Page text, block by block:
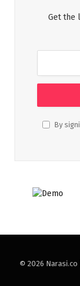
Get the
By
© 2026 Narasi.co |